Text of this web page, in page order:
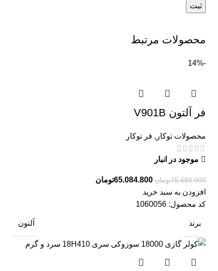
محصولات مرتبط
-14%
فر آلتون V901B
محصولات توکار , فر توکار
موجود در انبار
75.680.000تومان 65.084.800تومان
افزودن به سبد خرید
کد محصول: 1060056
برند آلتون